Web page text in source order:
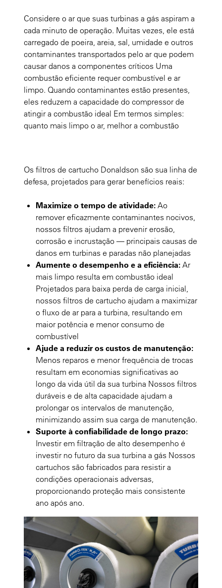
Considere o ar que suas turbinas a gás aspiram a
cada minuto de operação. Muitas vezes, ele está
carregado de poeira, areia, sal, umidade e outros
contaminantes transportados pelo ar que podem
causar danos a componentes críticos Uma
combustão eficiente requer combustível e ar
limpo. Quando contaminantes estão presentes,
eles reduzem a capacidade do compressor de
atingir a combustão ideal Em termos simples:
quanto mais limpo o ar, melhor a combustão
Os filtros de cartucho Donaldson são sua linha de
defesa, projetados para gerar benefícios reais:
Maximize o tempo de atividade: Ao
remover eficazmente contaminantes nocivos,
nossos filtros ajudam a prevenir erosão,
corrosão e incrustação — principais causas de
danos em turbinas e paradas não planejadas
Aumente o desempenho e a eficiência: Ar
mais limpo resulta em combustão ideal
Projetados para baixa perda de carga inicial,
nossos filtros de cartucho ajudam a maximizar
o fluxo de ar para a turbina, resultando em
maior potência e menor consumo de
combustível
Ajude a reduzir os custos de manutenção:
Menos reparos e menor frequência de trocas
resultam em economias significativas ao
longo da vida útil da sua turbina Nossos filtros
duráveis e de alta capacidade ajudam a
prolongar os intervalos de manutenção,
minimizando assim sua carga de manutenção.
Suporte à confiabilidade de longo prazo:
Investir em filtração de alto desempenho é
investir no futuro da sua turbina a gás Nossos
cartuchos são fabricados para resistir a
condições operacionais adversas,
proporcionando proteção mais consistente
ano após ano.